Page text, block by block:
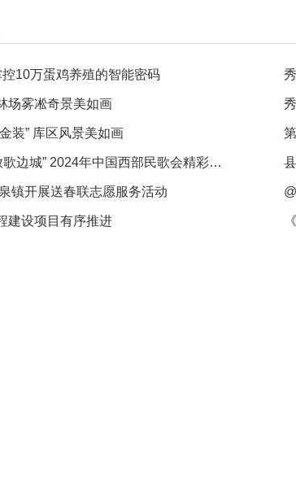
10万蛋鸡养殖的智能密码
场雾凇奇景美如画
装” 库区风景美如画
“相约秀山·放歌边城” 2024年中国西部民歌会精彩上演
镇开展送春联志愿服务活动
建设项目有序推进